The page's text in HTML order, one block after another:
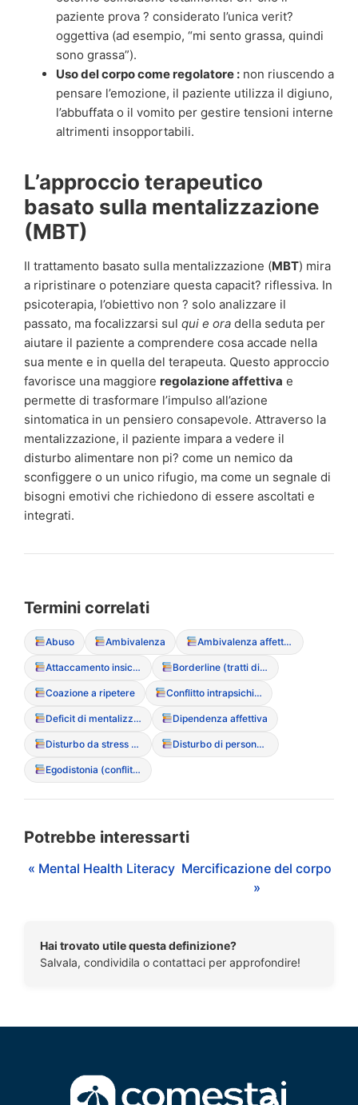
paziente prova ? considerato l’unica verit?
oggettiva (ad esempio, “mi sento grassa, quindi
sono grassa”).
Uso del corpo come regolatore : non riuscendo a
pensare l’emozione, il paziente utilizza il digiuno,
l’abbuffata o il vomito per gestire tensioni interne
altrimenti insopportabili.
L’approccio terapeutico
basato sulla mentalizzazione
(MBT)
Il trattamento basato sulla mentalizzazione (MBT) mira
a ripristinare o potenziare questa capacit? riflessiva. In
psicoterapia, l’obiettivo non ? solo analizzare il
passato, ma focalizzarsi sul qui e ora della seduta per
aiutare il paziente a comprendere cosa accade nella
sua mente e in quella del terapeuta. Questo approccio
favorisce una maggiore regolazione affettiva e
permette di trasformare l’impulso all’azione
sintomatica in un pensiero consapevole. Attraverso la
mentalizzazione, il paziente impara a vedere il
disturbo alimentare non pi? come un nemico da
sconfiggere o un unico rifugio, ma come un segnale di
bisogni emotivi che richiedono di essere ascoltati e
integrati.
Termini correlati
Abuso Ambivalenza Ambivalenza affettiva
Attaccamento insicuro-evitante Borderline (tratti di personalit?)
Coazione a ripetere Conflitto intrapsichico
Deficit di mentalizzazione Dipendenza affettiva
Disturbo da stress post-traumatico (PTSD) Disturbo di personalit? evitante
Egodistonia (conflitto con i propri sintomi)
Potrebbe interessarti
« Mental Health Literacy Mercificazione del corpo
»
Hai trovato utile questa definizione?
Salvala, condividila o contattaci per approfondire!